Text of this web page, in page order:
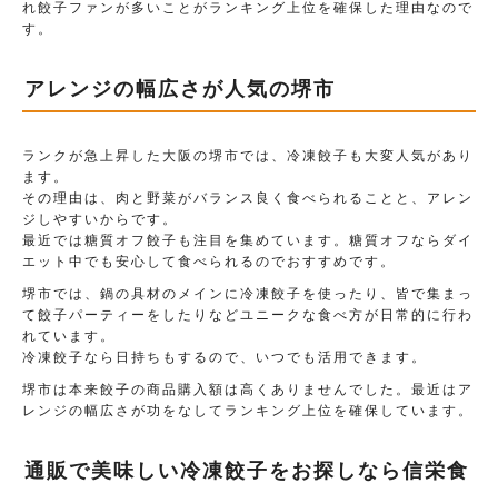
れ餃子ファンが多いことがランキング上位を確保した理由なので
す。
アレンジの幅広さが人気の堺市
ランクが急上昇した大阪の堺市では、冷凍餃子も大変人気があり
ます。
その理由は、肉と野菜がバランス良く食べられることと、アレン
ジしやすいからです。
最近では糖質オフ餃子も注目を集めています。糖質オフならダイ
エット中でも安心して食べられるのでおすすめです。
堺市では、鍋の具材のメインに冷凍餃子を使ったり、皆で集まっ
て餃子パーティーをしたりなどユニークな食べ方が日常的に行わ
れています。
冷凍餃子なら日持ちもするので、いつでも活用できます。
堺市は本来餃子の商品購入額は高くありませんでした。最近はア
レンジの幅広さが功をなしてランキング上位を確保しています。
通販で美味しい冷凍餃子をお探しなら信栄食